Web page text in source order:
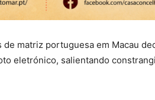
matriz portuguesa em Macau
eletrónico, salientando